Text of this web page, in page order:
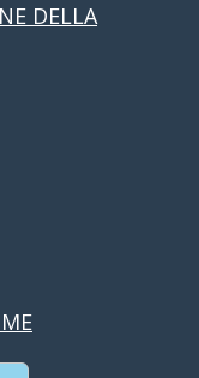
DELLA